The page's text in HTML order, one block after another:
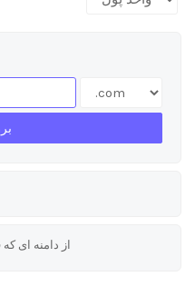
از دامنه ای